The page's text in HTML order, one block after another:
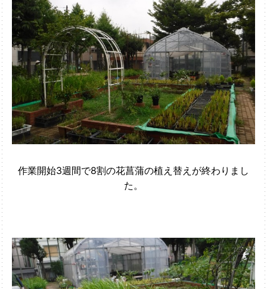
作業開始3週間で8割の花菖蒲の植え替えが終わりまし
た。